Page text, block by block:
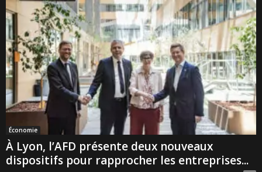
Économie
À Lyon, l’AFD présente deux nouveaux
dispositifs pour rapprocher les entreprises...